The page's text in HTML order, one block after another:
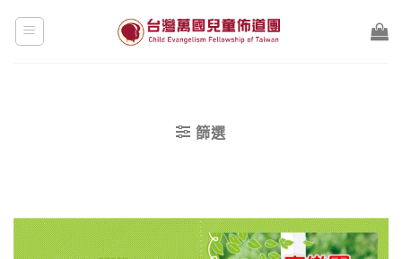
篩選